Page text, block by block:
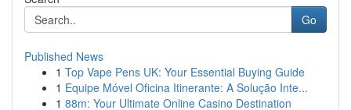
Go
Published News
1 Top Vape Pens UK: Your Essential Buying Guide
1 Equipe Móvel Oficina Itinerante: A Solução Inte...
1 88m: Your Ultimate Online Casino Destination